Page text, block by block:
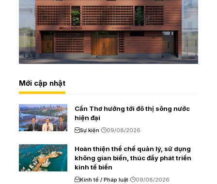
Mới cập nhật
Cần Thơ hướng tới đô thị sông nước
hiện đại
Sự kiện 09/08/2026
Hoàn thiện thể chế quản lý, sử dụng
không gian biển, thúc đẩy phát triển
kinh tế biển
Kinh tế / Pháp luật 09/08/2026